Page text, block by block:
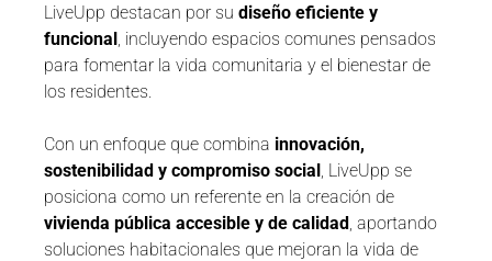
LiveUpp destacan por su diseño eficiente y
funcional , incluyendo espacios comunes pensados
para fomentar la vida comunitaria y el bienestar de
los residentes.
Con un enfoque que combina innovación,
sostenibilidad y compromiso social , LiveUpp se
posiciona como un referente en la creación de
vivienda pública accesible y de calidad , aportando
soluciones habitacionales que mejoran la vida de